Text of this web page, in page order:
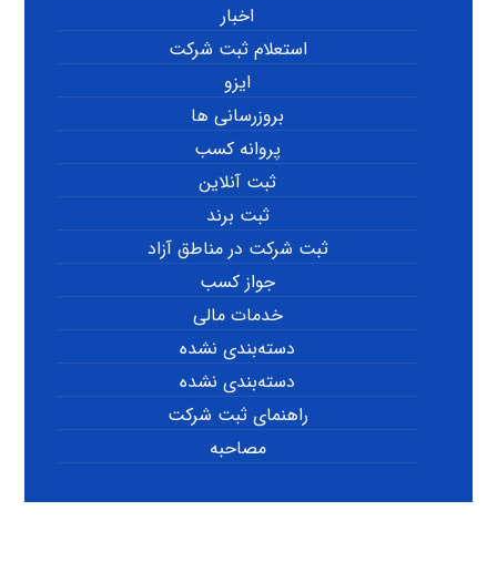
اخبار
استعلام ثبت شرکت
ایزو
بروزرسانی ها
پروانه کسب
ثبت آنلاین
ثبت برند
ثبت شرکت در مناطق آزاد
جواز کسب
خدمات مالی
دسته‌بندی نشده
دسته‌بندی نشده
راهنمای ثبت شرکت
مصاحبه